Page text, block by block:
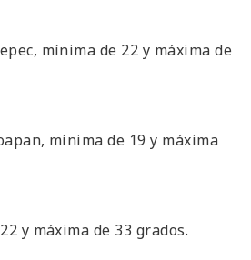
mínima de 22 y máxima de
mínima de 19 y máxima
y máxima de 33 grados.